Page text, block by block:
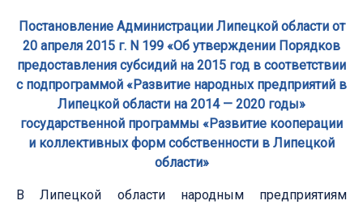
Постановление Администрации Липецкой области от
20 апреля 2015 г. N 199 «Об утверждении Порядков
предоставления субсидий на 2015 год в соответствии
с подпрограммой «Развитие народных предприятий в
Липецкой области на 2014 — 2020 годы»
государственной программы «Развитие кооперации
и коллективных форм собственности в Липецкой
области»
В Липецкой области народным предприятиям